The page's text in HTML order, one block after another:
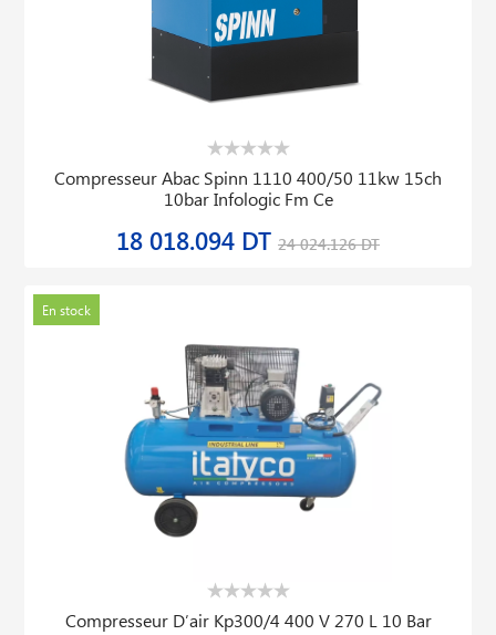
Compresseur Abac Spinn 1110 400/50 11kw 15ch
10bar Infologic Fm Ce
18 018.094 DT 24 024.126 DT
En stock
Compresseur D′air Kp300/4 400 V 270 L 10 Bar